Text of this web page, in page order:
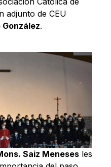
adjunto de CEU
González.
Saiz Menesesles